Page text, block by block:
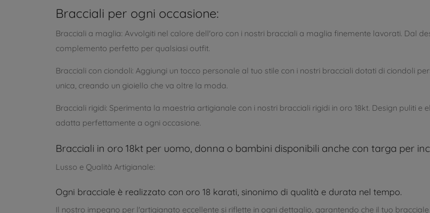
Bracciali per ogni occasione:
Bracciali a maglia: Avvolgiti nel calore dell'oro con i nostri bracciali a maglia finemente lavorati. Dal
complemento perfetto per qualsiasi outfit.
Bracciali con ciondoli: Aggiungi un tocco personale al tuo stile con i nostri bracciali dotati di ciondoli
unica, creando un gioiello che va oltre la moda.
Bracciali rigidi: Sperimenta la maestria artigianale con i nostri bracciali rigidi in oro 18kt. Design puliti e
adatta perfettamente a ogni occasione.
Bracciali in oro 18kt per uomo, donna o bambini disponibili anche con targa per
Lusso e Qualità Artigianale:
Ogni bracciale è realizzato con oro 18 karati, sinonimo di qualità e durata nel tempo.
Il nostro impegno per l'artigianato eccellente si riflette in ogni dettaglio, garantendo che il tuo